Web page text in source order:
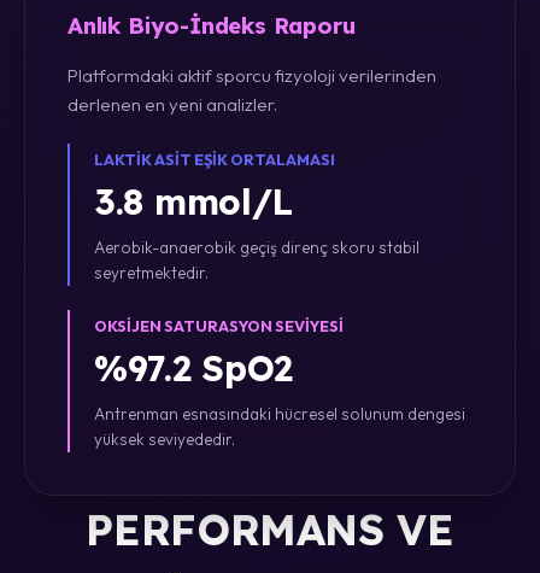
Anlık Biyo-İndeks Raporu
Platformdaki aktif sporcu fizyoloji verilerinden
derlenen en yeni analizler.
LAKTIK ASIT EŞIK ORTALAMASI
3.8 mmol/L
Aerobik-anaerobik geçiş direnç skoru stabil
seyretmektedir.
OKSIJEN SATURASYON SEVIYESI
%97.2 SpO2
Antrenman esnasındaki hücresel solunum dengesi
yüksek seviyededir.
PERFORMANS VE